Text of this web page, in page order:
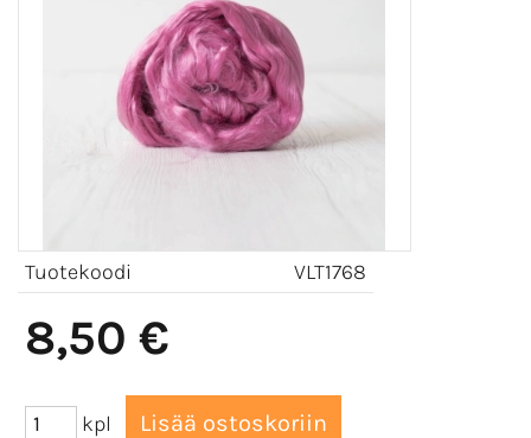
Tuotekoodi VLT1768
8,50 €
kpl